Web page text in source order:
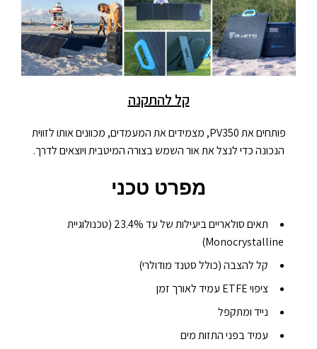
קל להתקנה
פותחים את PV350, מצמידים את המעמדים, מכוונים אותו לזווית
הנכונה כדי לנצל את אור השמש בצורה המיטבית ויוצאים לדרך.
מפרט טכני
תאים סולאריים ביעילות של עד 23.4% (טכנולוגיית
Monocrystalline)
קל להצבה (כולל סטנד מודולרי)
ציפוי ETFE עמיד לאורך זמן
נייד ומתקפל
עמיד בפני התזות מים